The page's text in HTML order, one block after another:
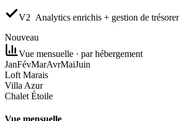
V2 Analytics enrichis + gestion de
Nouveau
Vue mensuelle · par hébergement
JanFévMarAvrMaiJuin
Loft Marais
Villa Azur
Chalet Étoile
Vue mensuelle